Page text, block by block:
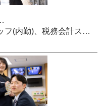
フ(内勤)、税務会計ス…